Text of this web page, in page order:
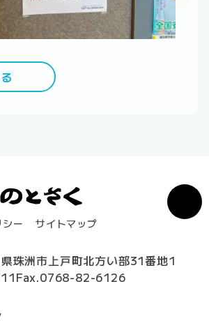
ー サイトマップ
珠洲市上戸町北方い部31番地1
Fax.0768-82-6126